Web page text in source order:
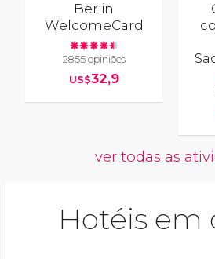
Berlin
WelcomeCard
2855 opiniões
US$32,9
ver todas as
Hotéis em